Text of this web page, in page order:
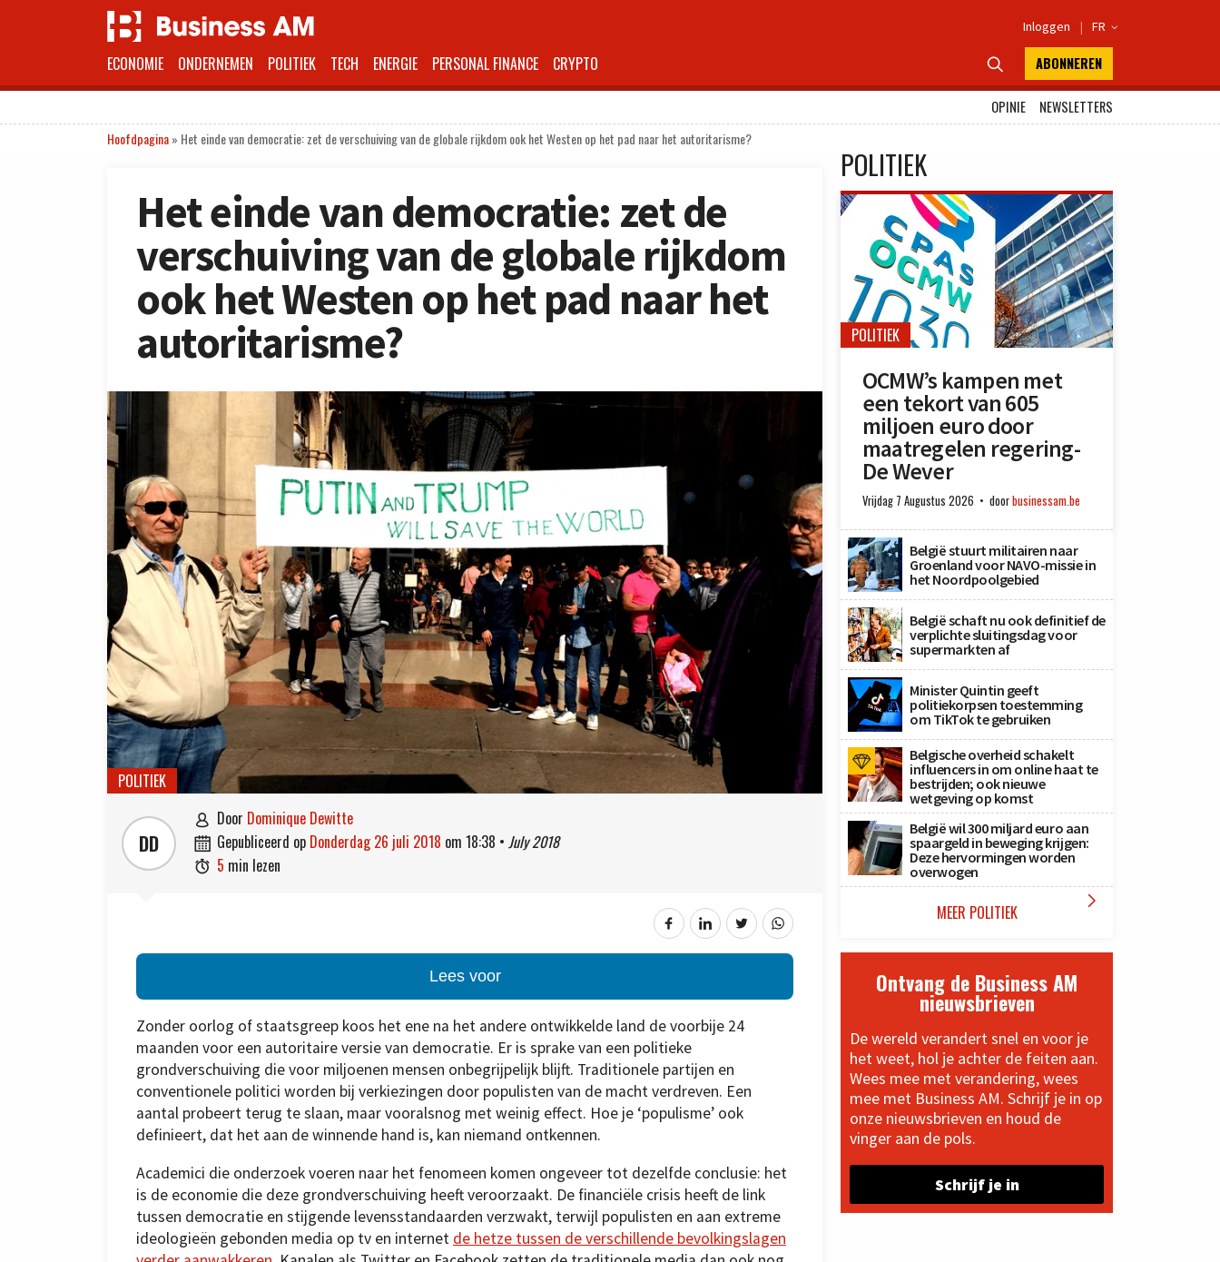
Inloggen | FR 
ECONOMIE ONDERNEMEN POLITIEK TECH ENERGIE PERSONAL FINANCE CRYPTO  ABONNEREN
OPINIE
NEWSLETTERS
Hoofdpagina» Het einde van democratie: zet de verschuiving van de globale rijkdom ook het Westen op het pad naar het autoritarisme?
Het einde van democratie: zet de
verschuiving van de globale rijkdom
ook het Westen op het pad naar het
autoritarisme?
POLITIEK
DD
 door Dominique Dewitte
 gepubliceerd op donderdag 26 juli 2018 om 18:38 • July 2018
 5 min lezen
Lees voor
Zonder oorlog of staatsgreep koos het ene na het andere ontwikkelde land de voorbije 24
maanden voor een autoritaire versie van democratie. Er is sprake van een politieke
grondverschuiving die voor miljoenen mensen onbegrijpelijk blijft. Traditionele partijen en
conventionele politici worden bij verkiezingen door populisten van de macht verdreven. Een
aantal probeert terug te slaan, maar vooralsnog met weinig effect. Hoe je ‘populisme’ ook
definieert, dat het aan de winnende hand is, kan niemand ontkennen.
Academici die onderzoek voeren naar het fenomeen komen ongeveer tot dezelfde conclusie: het
is de economie die deze grondverschuiving heeft veroorzaakt. De financiële crisis heeft de link
tussen democratie en stijgende levensstandaarden verzwakt, terwijl populisten en aan extreme
ideologieën gebonden media op tv en internet de hetze tussen de verschillende bevolkingslagen
POLITIEK
POLITIEK
OCMW’s kampen met
een tekort van 605
miljoen euro door
maatregelen regering-
De Wever
Vrijdag 7 Augustus 2026 doorbusinessam.be
België stuurt militairen naar
Groenland voor NAVO-missie in
het Noordpoolgebied
België schaft nu ook definitief de
verplichte sluitingsdag voor
supermarkten af
Minister Quintin geeft
politiekorpsen toestemming
om TikTok te gebruiken
Belgische overheid schakelt
influencers in om online haat te
bestrijden; ook nieuwe
wetgeving op komst
België wil 300 miljard euro aan
spaargeld in beweging krijgen:
Deze hervormingen worden
overwogen
MEER POLITIEK 
Ontvang de Business AM
nieuwsbrieven
De wereld verandert snel en voor je
het weet, hol je achter de feiten aan.
Wees mee met verandering, wees
mee met Business AM. Schrijf je in op
onze nieuwsbrieven en houd de
vinger aan de pols.
Schrijf je in